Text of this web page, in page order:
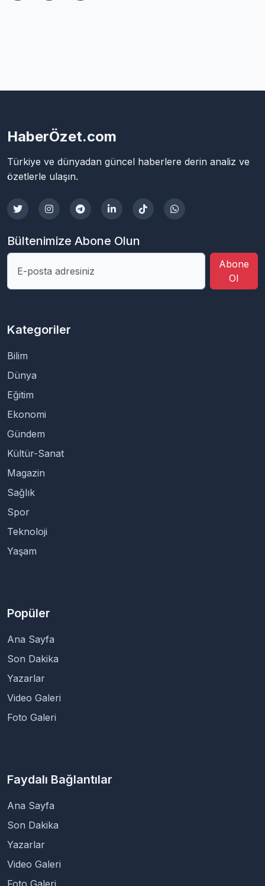
HaberÖzet.com
Türkiye ve dünyadan güncel haberlere derin analiz ve
özetlerle ulaşın.
Bültenimize Abone Olun
Abone
Ol
Kategoriler
Bilim
Dünya
Eğitim
Ekonomi
Gündem
Kültür-Sanat
Magazin
Sağlık
Spor
Teknoloji
Yaşam
Popüler
Ana Sayfa
Son Dakika
Yazarlar
Video Galeri
Foto Galeri
Faydalı Bağlantılar
Ana Sayfa
Son Dakika
Yazarlar
Video Galeri